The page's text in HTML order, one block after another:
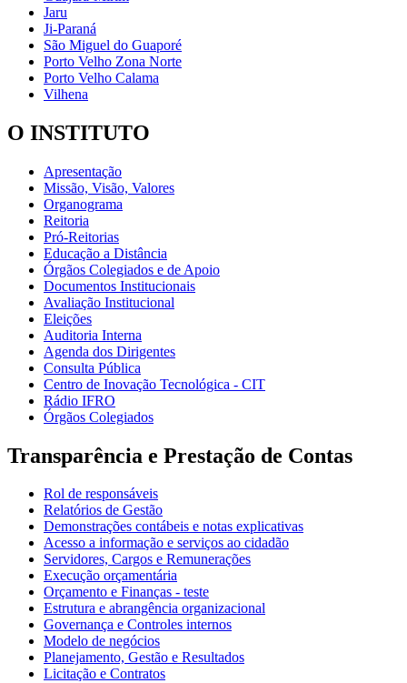
Jaru
Ji-Paraná
São Miguel do Guaporé
Porto Velho Zona Norte
Porto Velho Calama
Vilhena
O INSTITUTO
Apresentação
Missão, Visão, Valores
Organograma
Reitoria
Pró-Reitorias
Educação a Distância
Órgãos Colegiados e de Apoio
Documentos Institucionais
Avaliação Institucional
Eleições
Auditoria Interna
Agenda dos Dirigentes
Consulta Pública
Centro de Inovação Tecnológica - CIT
Rádio IFRO
Órgãos Colegiados
Transparência e Prestação de Contas
Rol de responsáveis
Relatórios de Gestão
Demonstrações contábeis e notas explicativas
Acesso a informação e serviços ao cidadão
Servidores, Cargos e Remunerações
Execução orçamentária
Orçamento e Finanças - teste
Estrutura e abrangência organizacional
Governança e Controles internos
Modelo de negócios
Planejamento, Gestão e Resultados
Licitação e Contratos